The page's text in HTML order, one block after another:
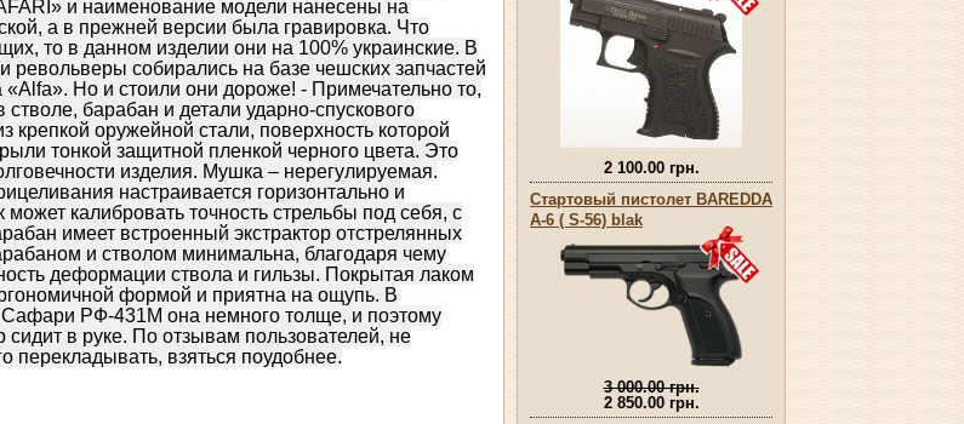
и наименование модели нанесены на
а в прежней версии была гравировка. Что
то в данном изделии они на 100% украинские. В
собирались на базе чешских запчастей
«Alfa». Но и стоили они дороже! - Примечательно то,
стволе, барабан и детали ударно-спускового
крепкой оружейной стали, поверхность которой
тонкой защитной пленкой черного цвета. Это
изделия. Мушка – нерегулируемая.
настраивается горизонтально и
может калибровать точность стрельбы под себя, с
имеет встроенный экстрактор отстрелянных
и стволом минимальна, благодаря чему
деформации ствола и гильзы. Покрытая лаком
формой и приятна на ощупь. В
РФ-431М она немного толще, и поэтому
сидит в руке. По отзывам пользователей, не
перекладывать, взяться поудобнее.
2 100.00 грн.
Стартовый пистолет BAREDDA
А-6 ( S-56) blak
3 000.00 грн.
2 850.00 грн.